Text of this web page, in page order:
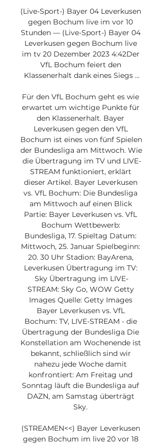
(Live-Sport-) Bayer 04 Leverkusen
gegen Bochum live im vor 10
Stunden — (Live-Sport-) Bayer 04
Leverkusen gegen Bochum live
im tv 20 Dezember 2023 4:42Der
VfL Bochum feiert den
Klassenerhalt dank eines Siegs ...
Für den VfL Bochum geht es wie
erwartet um wichtige Punkte für
den Klassenerhalt. Bayer
Leverkusen gegen den VfL
Bochum ist eines von fünf Spielen
der Bundesliga am Mittwoch. Wie
die Übertragung im TV und LIVE-
STREAM funktioniert, erklärt
dieser Artikel. Bayer Leverkusen
vs. VfL Bochum: Die Bundesliga
am Mittwoch auf einen Blick
Partie: Bayer Leverkusen vs. VfL
Bochum Wettbewerb:
Bundesliga, 17. Spieltag Datum:
Mittwoch, 25. Januar Spielbeginn:
20. 30 Uhr Stadion: BayArena,
Leverkusen Übertragung im TV:
Sky Übertragung im LIVE-
STREAM: Sky Go, WOW Getty
Images Quelle: Getty Images
Bayer Leverkusen vs. VfL
Bochum: TV, LIVE-STREAM - die
Übertragung der Bundesliga Die
Konstellation am Wochenende ist
bekannt, schließlich sind wir
nahezu jede Woche damit
konfrontiert: Am Freitag und
Sonntag läuft die Bundesliga auf
DAZN, am Samstag überträgt
Sky.
(STREAMEN<<) Bayer Leverkusen
gegen Bochum im live 20 vor 18